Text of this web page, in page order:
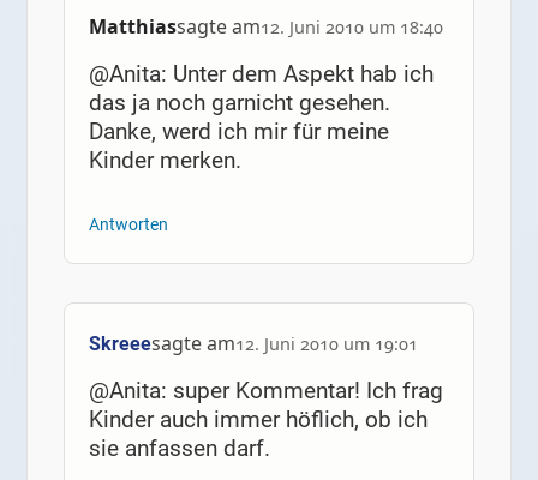
Matthiassagte am12. Juni 2010 um 18:40
@Anita: Unter dem Aspekt hab ich
das ja noch garnicht gesehen.
Danke, werd ich mir für meine
Kinder merken.
Antworten
Skreeesagte am12. Juni 2010 um 19:01
@Anita: super Kommentar! Ich frag
Kinder auch immer höflich, ob ich
sie anfassen darf.